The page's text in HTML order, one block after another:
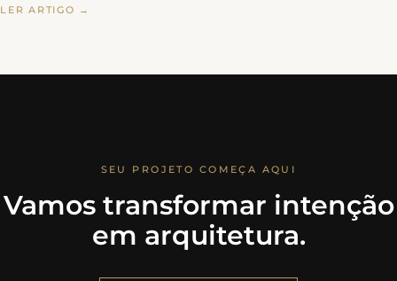
LER ARTIGO →
SEU PROJETO COMEÇA AQUI
Vamos transformar intenção
em arquitetura.